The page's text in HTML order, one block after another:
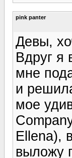
pink panter
Девы,
Вдруг я
мне
и
мое
Ellena),
выложу